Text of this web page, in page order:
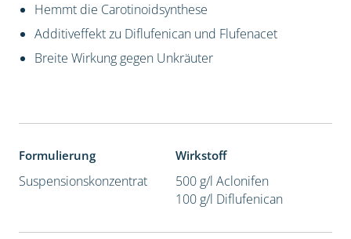
Hemmt die Carotinoidsynthese
Additiveffekt zu Diflufenican und Flufenacet
Breite Wirkung gegen Unkräuter
Formulierung
Suspensionskonzentrat
Wirkstoff
500 g/l Aclonifen
100 g/l Diflufenican